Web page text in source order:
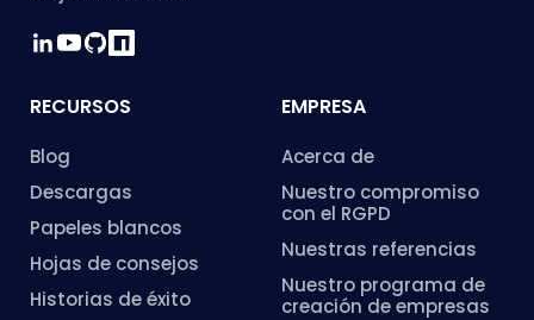
RECURSOS
Blog
Descargas
Papeles blancos
Hojas de consejos
Historias de éxito
EMPRESA
Acerca de
Nuestro compromiso
con el RGPD
Nuestras referencias
Nuestro programa de
creación de empresas